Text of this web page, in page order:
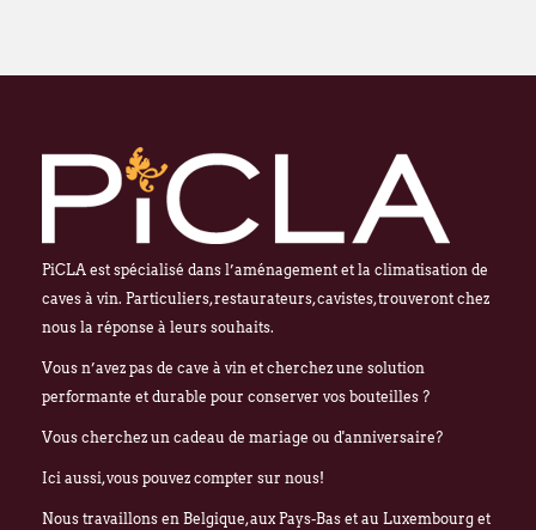
PiCLA est spécialisé dans l’aménagement et la climatisation de
caves à vin. Particuliers, restaurateurs, cavistes, trouveront chez
nous la réponse à leurs souhaits.
Vous n’avez pas de cave à vin et cherchez une solution
performante et durable pour conserver vos bouteilles ?
Vous cherchez un cadeau de mariage ou d'anniversaire?
Ici aussi, vous pouvez compter sur nous!
Nous travaillons en Belgique, aux Pays-Bas et au Luxembourg et